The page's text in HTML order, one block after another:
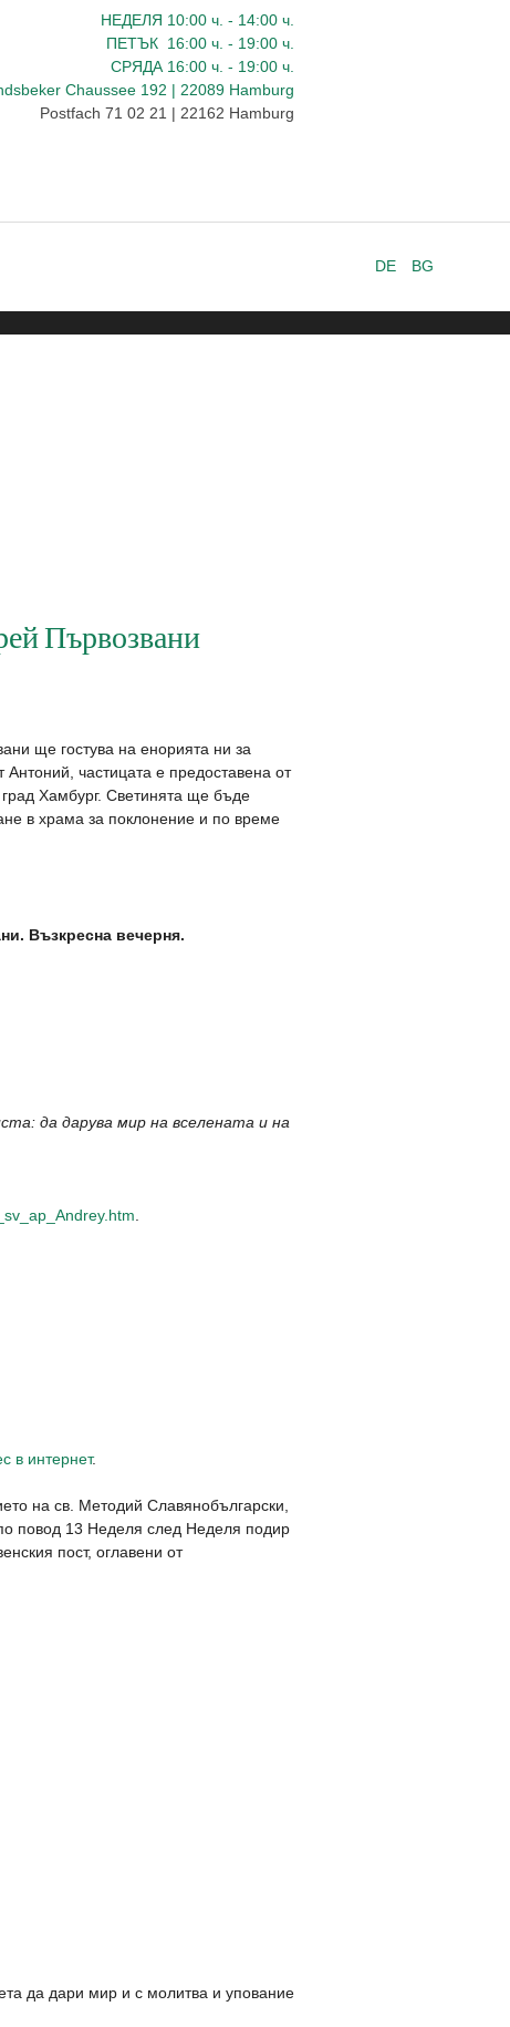
НЕДЕЛЯ 10:00 ч. - 14:00 ч.
ПЕТЪК 16:00 ч. - 19:00 ч.
СРЯДА 16:00 ч. - 19:00 ч.
Chaussee 192 | 22089 Hamburg
Postfach 71 02 21 | 22162 Hamburg
DE BG
Първозвани
ще гостува на енорията ни за
частицата е предоставена от
Хамбург. Светинята ще бъде
в храма за поклонение и по време
Възкресна вечерня.
да дарува мир на вселената и на
в интернет.
на св. Методий Славянобългарски,
повод 13 Неделя след Неделя подир
пост, оглавени от
да дари мир и с молитва и упование